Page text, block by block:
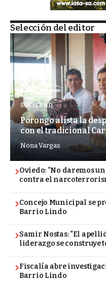
Selección del editor
SOCIEDAD
Porongo alista la
con el tradicional
Nona Vargas
Oviedo: “No daremos
contra el
Concejo Municipal se
Barrio Lindo
Samir Nostas: “El
liderazgo se construye
Fiscalía abre
Barrio Lindo